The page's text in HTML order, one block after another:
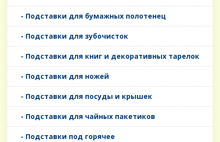
- Подставки для бумажных полотенец
- Подставки для зубочисток
- Подставки для книг и декоративных тарелок
- Подставки для ножей
- Подставки для посуды и крышек
- Подставки для чайных пакетиков
- Подставки под горячее